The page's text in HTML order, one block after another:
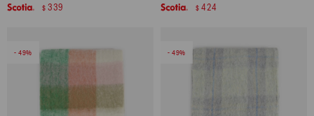
$ 339 $ 424
49 49